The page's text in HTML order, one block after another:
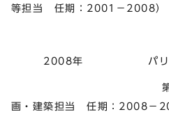
等担当 任期：2001－2008）
2008年 パリ市議
第一副市長に
画・建築担当 任期：2008－